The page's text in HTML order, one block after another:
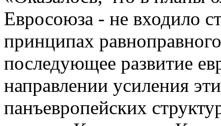
Евросоюза - не входило
принципах
последующее развитие
направлении усиления
панъевропейских